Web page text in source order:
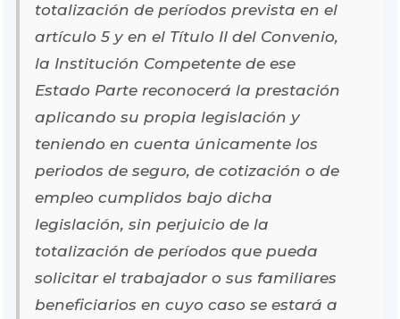
totalización de períodos prevista en el
artículo 5 y en el Título II del Convenio,
la Institución Competente de ese
Estado Parte reconocerá la prestación
aplicando su propia legislación y
teniendo en cuenta únicamente los
periodos de seguro, de cotización o de
empleo cumplidos bajo dicha
legislación, sin perjuicio de la
totalización de períodos que pueda
solicitar el trabajador o sus familiares
beneficiarios en cuyo caso se estará a